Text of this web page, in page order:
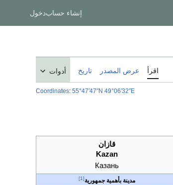
إنشاء حسابدخول
اقرأ عرض المصدر تاريخ أدوات
Coordinates: 55°47′47″N 49°06′32″E
قازان
Kazan
Казань
مدينة بأهمية جمهورية[1]